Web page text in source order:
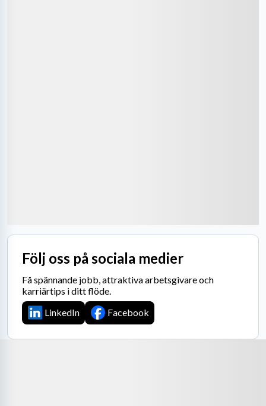
Följ oss på sociala medier
Få spännande jobb, attraktiva arbetsgivare och
karriärtips i ditt flöde.
LinkedIn
Facebook